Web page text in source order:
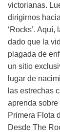
victorianas.
dirigirnos
‘Rocks’.
dado que la
plagada de
un sitio
lugar de
las estrechas
aprenda
Primera Flota
Desde The